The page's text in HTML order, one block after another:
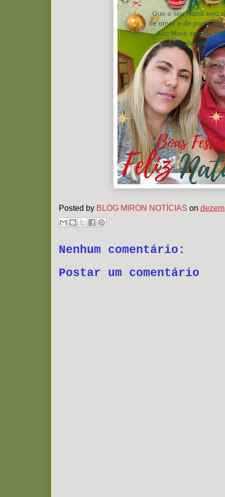
Posted by BLOG MIRON NOTÍCIAS on
Nenhum comentário:
Postar um comentário